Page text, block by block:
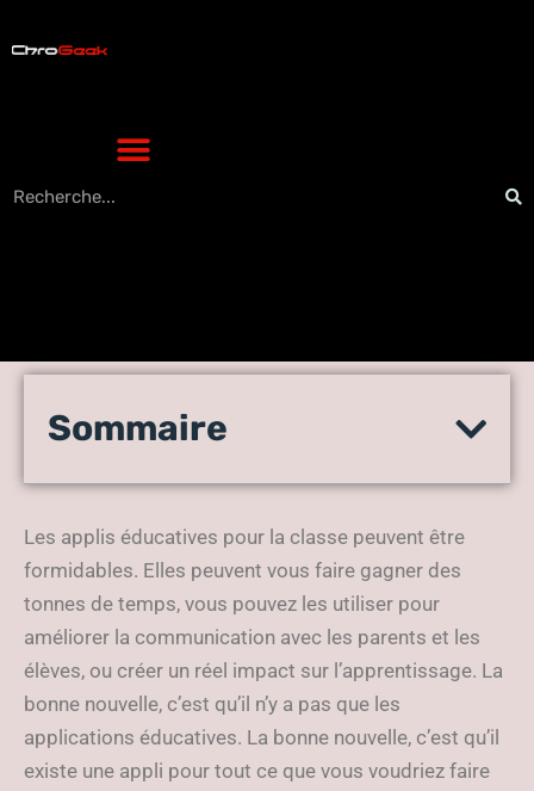
Les 3 meilleures
pour la salle de classe
Sommaire
Les applis éducatives pour la classe peuvent être
formidables. Elles peuvent vous faire gagner des
tonnes de temps, vous pouvez les utiliser pour
améliorer la communication avec les parents et les
élèves, ou créer un réel impact sur l’apprentissage. La
bonne nouvelle, c’est qu’il n’y a pas que les
applications éducatives. La bonne nouvelle, c’est qu’il
existe une appli pour tout ce que vous voudriez faire